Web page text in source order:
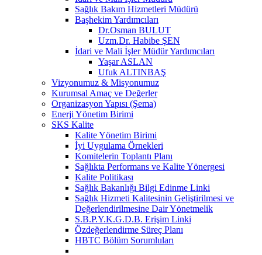
Sağlık Bakım Hizmetleri Müdürü
Başhekim Yardımcıları
Dr.Osman BULUT
Uzm.Dr. Habibe ŞEN
İdari ve Mali İşler Müdür Yardımcıları
Yaşar ASLAN
Ufuk ALTINBAŞ
Vizyonumuz & Misyonumuz
Kurumsal Amaç ve Değerler
Organizasyon Yapısı (Şema)
Enerji Yönetim Birimi
SKS Kalite
Kalite Yönetim Birimi
İyi Uygulama Örnekleri
Komitelerin Toplantı Planı
Sağlıkta Performans ve Kalite Yönergesi
Kalite Politikası
Sağlık Bakanlığı Bilgi Edinme Linki
Sağlık Hizmeti Kalitesinin Geliştirilmesi ve
Değerlendirilmesine Dair Yönetmelik
S.B.P.Y.K.G.D.B. Erişim Linki
Özdeğerlendirme Süreç Planı
HBTC Bölüm Sorumluları